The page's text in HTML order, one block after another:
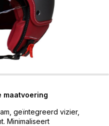
maatvoering
geïntegreerd vizier,
Minimaliseert